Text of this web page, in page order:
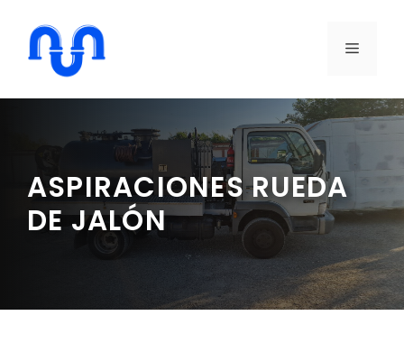
contenido
MENÚ
ASPIRACIONES RUEDA
DE JALÓN